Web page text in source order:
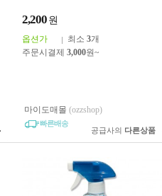
2,200 원
옵션가 최소 3개
주문시결제 3,000원~
마이도매몰 (ozzshop)
빠른배송
공급사의 다른상품